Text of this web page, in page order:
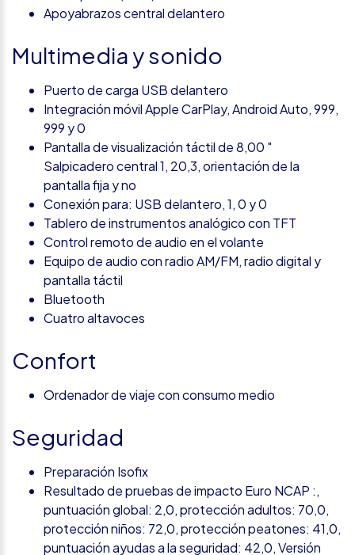
Apoyabrazos central delantero
Multimedia y sonido
Puerto de carga USB delantero
Integración móvil Apple CarPlay, Android Auto, 999,
999 y 0
Pantalla de visualización táctil de 8,00 "
Salpicadero central 1, 20,3, orientación de la
pantalla fija y no
Conexión para: USB delantero, 1, 0 y 0
Tablero de instrumentos analógico con TFT
Control remoto de audio en el volante
Equipo de audio con radio AM/FM, radio digital y
pantalla táctil
Bluetooth
Cuatro altavoces
Confort
Ordenador de viaje con consumo medio
Seguridad
Preparación Isofix
Resultado de pruebas de impacto Euro NCAP :,
puntuación global: 2,0, protección adultos: 70,0,
protección niños: 72,0, protección peatones: 41,0,
puntuación ayudas a la seguridad: 42,0, Versión